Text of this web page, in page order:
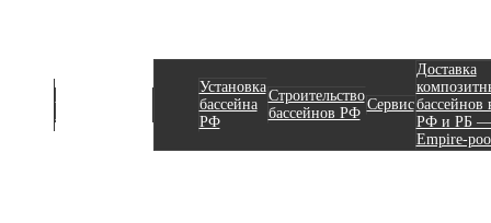
Установка
бассейна
РФ
Строительство
бассейнов РФ
Сервис
Доставка
бассейнов
РФ и РБ —
Еmpire-